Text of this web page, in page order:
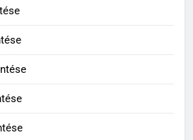
jelentése